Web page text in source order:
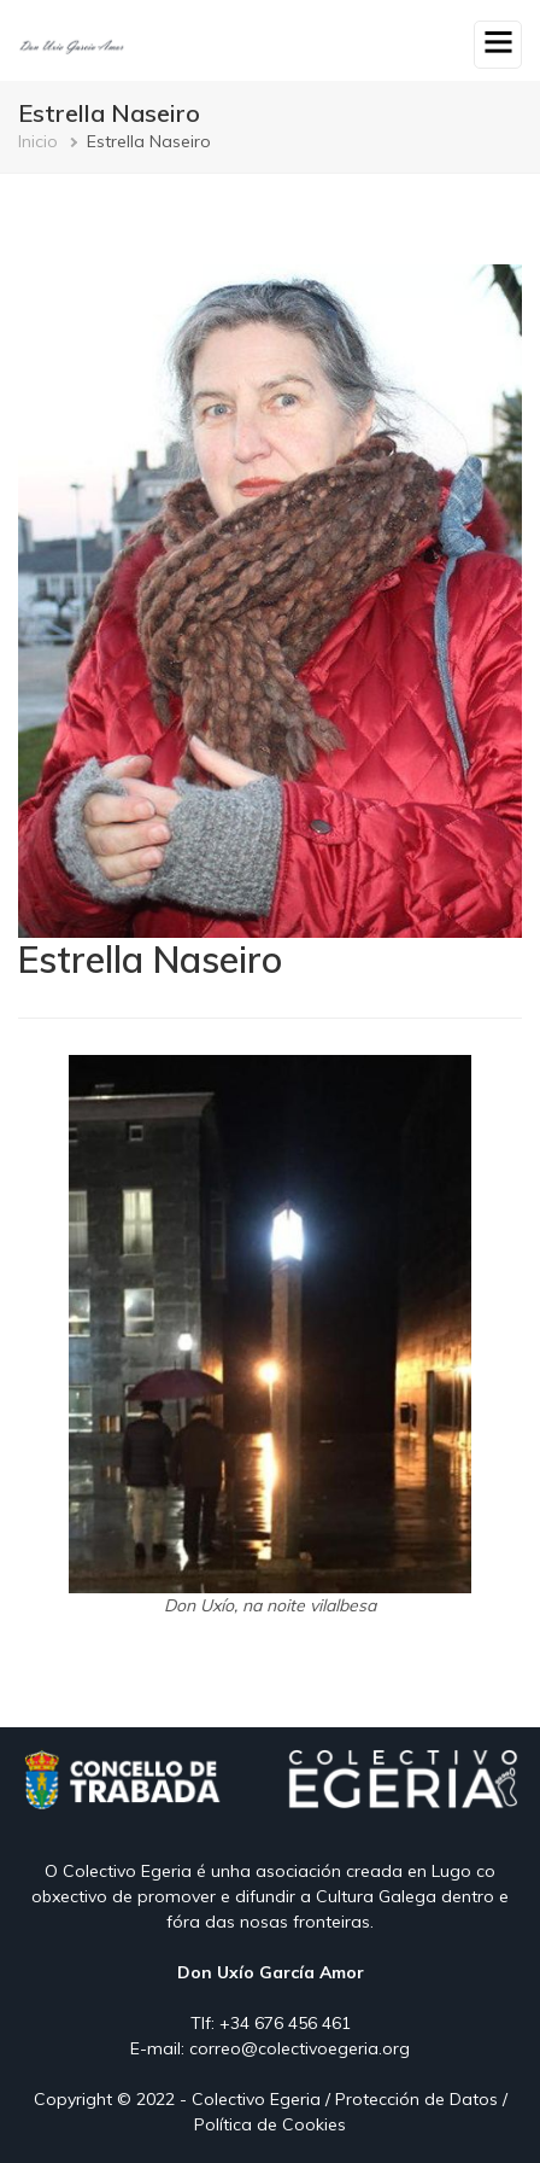
Estrella Naseiro
Breadcrumb
Inicio Estrella Naseiro
Estrella Naseiro
Don Uxío, na noite vilalbesa
O Colectivo Egeria é unha asociación creada en Lugo co
obxectivo de promover e difundir a Cultura Galega dentro e
fóra das nosas fronteiras.
Don Uxío García Amor
Tlf: +34 676 456 461
E-mail: correo@colectivoegeria.org
Copyright © 2022 - Colectivo Egeria /Protección de Datos /
Política de Cookies